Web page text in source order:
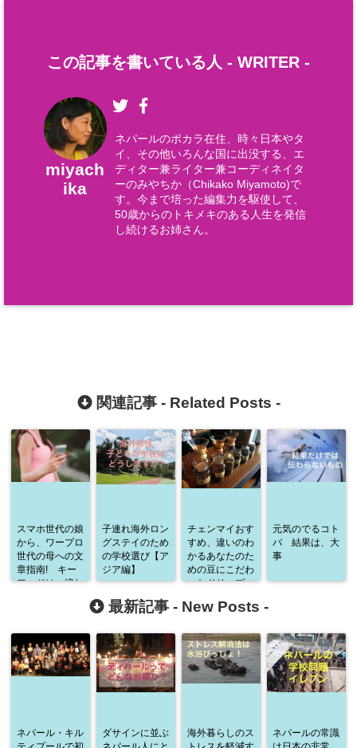
この記事を書いている人 - WRITER -
miyach
ika
ネパールのポカラ在住、時々日本やタ
イ、その他いろんな国に出没する、エ
ディター兼ライター兼コーディネイタ
ーのみやちか（Chikako Miyamoto)で
す。今まで培った編集力を駆使して、
50歳からのトキメキのある人生を発信
し続けるお姉さん。
関連記事 - Related Posts -
スマホ世代の娘
から、ワープロ
世代の母への文
章指南! キー
ワードは、憧れ
子連れ海外ロン
グステイのため
の学校選び【ア
ジア編】
チェンマイおす
すめ、違いのわ
かるあなたのた
めの豆にこだわ
ったドリップコ
カフェ3選
元気のでるコト
バ 結果は、大
事
最新記事 - New Posts -
ネパール・キル
ダサインに並ぶ
海外暮らしのス
ネパールの常識